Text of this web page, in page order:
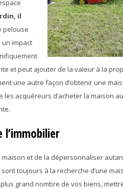
il
pelouse
impact
et peut ajouter de la valeur à la
une autre façon d’obtenir une
acquéreurs d’acheter la maison
l’immobilier
et de la dépersonnaliser
toujours à la recherche d’une
grand nombre de vos biens,